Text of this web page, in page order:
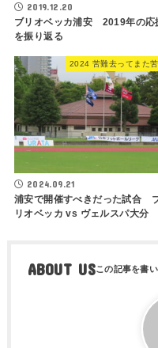
2019.12.20
ブリオベッカ浦安 2019年の応
を振り返る
2024 苦難去ってまた
2024.09.21
浦安で開催すべきだった試合
リオベッカ vs ヴェルスパ大分
ABOUT US